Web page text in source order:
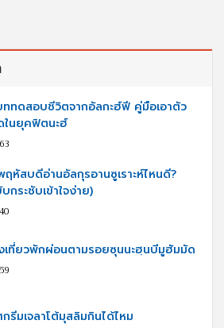
ทดสอบชีวิตจากอัลกะฮ์ฟี คู่มือเอาตัว
ในยุคฟิตนะฮ์
ฤหัสบดีอ่านอัลกุรอานซูเราะห์ไหนดี?
กระชับเข้าใจง่าย)
เที่ยวพักผ่อนตามรอยซุนนะฮฺนบีมูฮัมมัด
รีมเจลาโต้มุสลิมกินได้ไหม